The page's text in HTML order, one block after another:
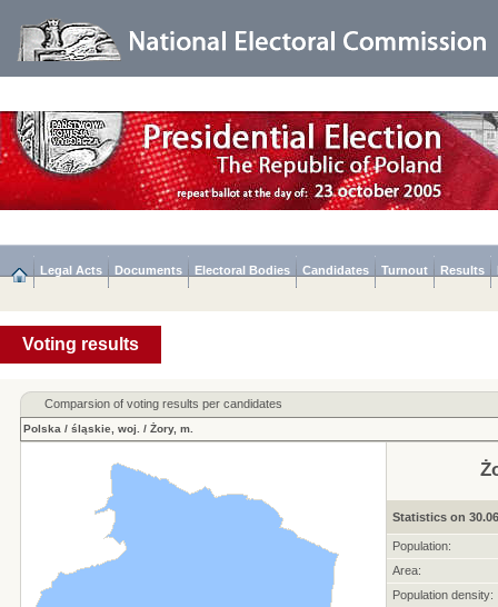
Legal Acts Documents Electoral Bodies Candidates Turnout Results
Voting results
Comparsion of voting results per candidates
Polska / śląskie, woj. / Żory, m.
Statistics on
Population:
Area:
Population density: